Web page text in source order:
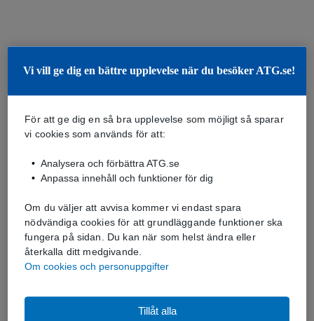
Vi vill ge dig en bättre upplevelse när du besöker ATG.se!
För att ge dig en så bra upplevelse som möjligt så sparar
vi cookies som används för att:
Analysera och förbättra ATG.se
Anpassa innehåll och funktioner för dig
Om du väljer att avvisa kommer vi endast spara
nödvändiga cookies för att grundläggande funktioner ska
fungera på sidan. Du kan när som helst ändra eller
återkalla ditt medgivande.
Om cookies och personuppgifter
Tillåt alla